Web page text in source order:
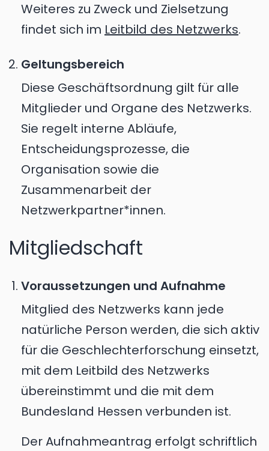
Weiteres zu Zweck und Zielsetzung
findet sich im Leitbild des Netzwerks.
Geltungsbereich
Diese Geschäftsordnung gilt für alle
Mitglieder und Organe des Netzwerks.
Sie regelt interne Abläufe,
Entscheidungsprozesse, die
Organisation sowie die
Zusammenarbeit der
Netzwerkpartner*innen.
Mitgliedschaft
Voraussetzungen und Aufnahme
Mitglied des Netzwerks kann jede
natürliche Person werden, die sich aktiv
für die Geschlechterforschung einsetzt,
mit dem Leitbild des Netzwerks
übereinstimmt und die mit dem
Bundesland Hessen verbunden ist.
Der Aufnahmeantrag erfolgt schriftlich